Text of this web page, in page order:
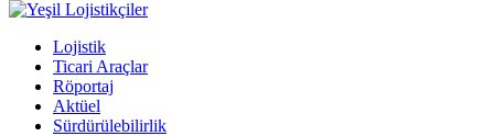
Lojistik
Ticari Araçlar
Röportaj
Aktüel
Sürdürülebilirlik